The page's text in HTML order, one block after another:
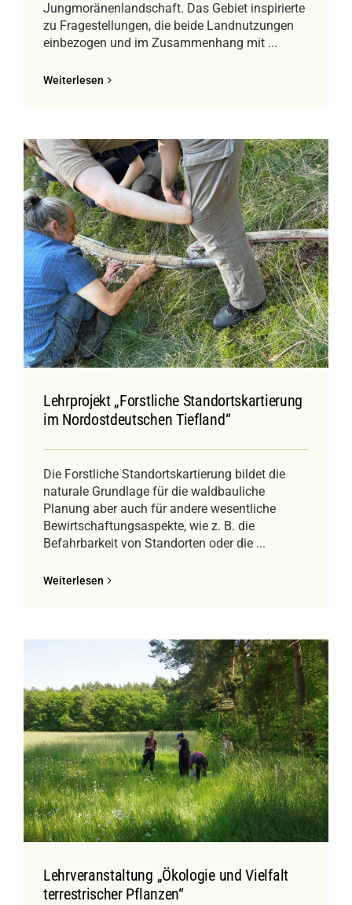
Jungmoränenlandschaft. Das Gebiet inspirierte
zu Fragestellungen, die beide Landnutzungen
einbezogen und im Zusammenhang mit ...
Weiterlesen
Lehrprojekt „Forstliche Standortskartierung
im Nordostdeutschen Tiefland“
Die Forstliche Standortskartierung bildet die
naturale Grundlage für die waldbauliche
Planung aber auch für andere wesentliche
Bewirtschaftungsaspekte, wie z. B. die
Befahrbarkeit von Standorten oder die ...
Weiterlesen
Lehrveranstaltung „Ökologie und Vielfalt
terrestrischer Pflanzen“